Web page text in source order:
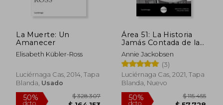
$ 63.452
50%
dcto. $
La Muerte: Un
Amanecer
Elisabeth Kübler-Ross
Luciérnaga Cas, 2014, Tapa
Blanda, Usado
Área 51: La Historia
Jamás Contada de la
Base Militar más
Secreta de Estados
Unidos (Ocultura)
Annie Jackobsen
(3)
Luciérnaga Cas, 2021, Tapa
Blanda, Nuevo